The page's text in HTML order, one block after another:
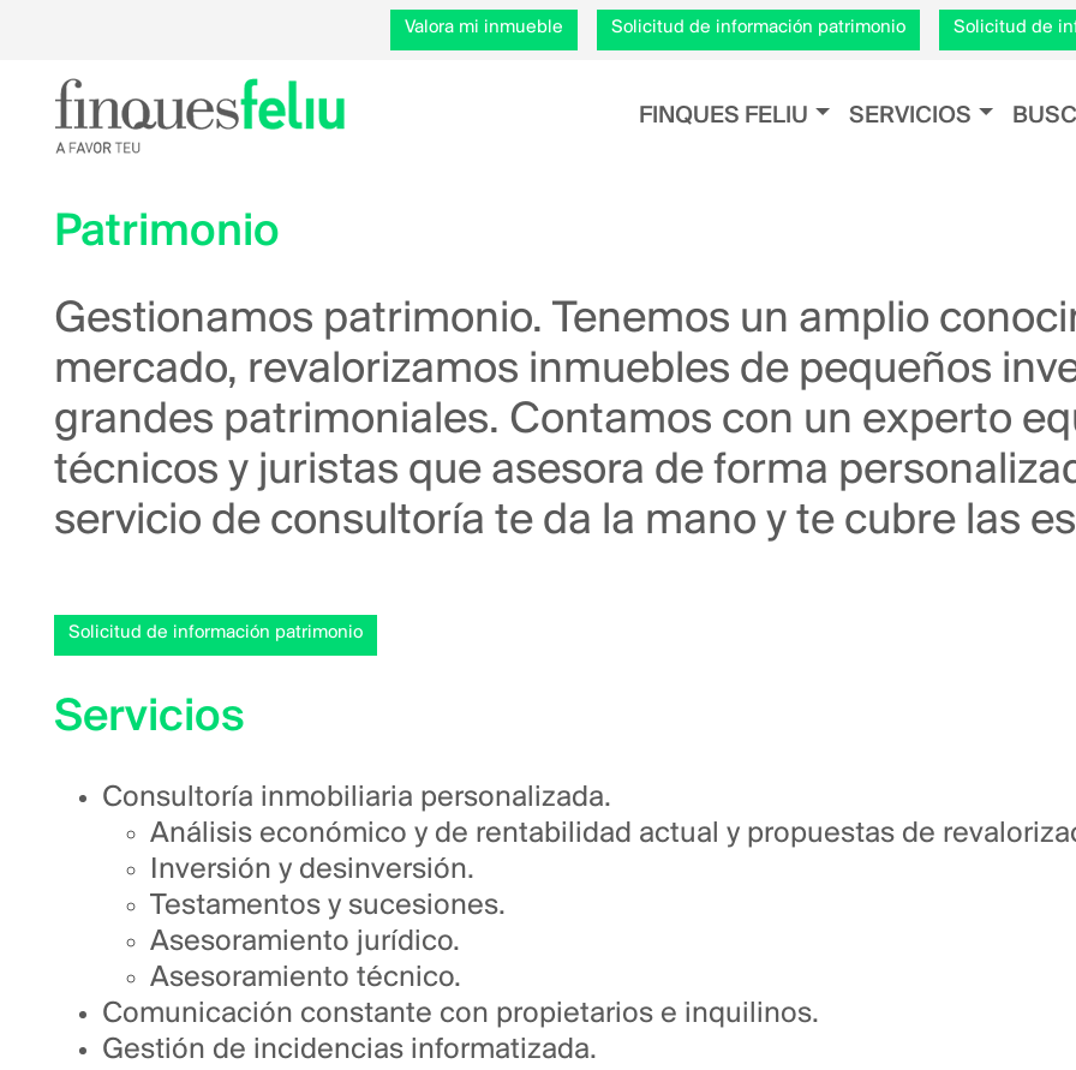
Pasar
al
principal
Valora mi inmueble Solicitud de información patrimonio Solicitud de
Navegación principal
FINQUES FELIU SERVICIOS
Patrimonio
Gestionamos patrimonio. Tenemos un amplio
mercado, revalorizamos inmuebles de pequeños
grandes patrimoniales. Contamos con un experto
técnicos y juristas que asesora de forma
servicio de consultoría te da la mano y te cubre las
Solicitud de información patrimonio
Servicios
Consultoría inmobiliaria personalizada.
Análisis económico y de rentabilidad actual y propuestas de
Inversión y desinversión.
Testamentos y sucesiones.
Asesoramiento jurídico.
Asesoramiento técnico.
Comunicación constante con propietarios e inquilinos.
Gestión de incidencias informatizada.